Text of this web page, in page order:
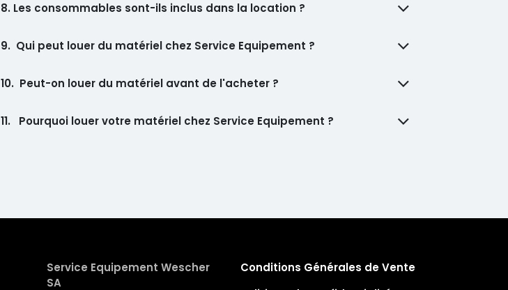
8. Les consommables sont-ils inclus dans la location ?
9. Qui peut louer du matériel chez Service Equipement ?
10. Peut-on louer du matériel avant de l'acheter ?
11. Pourquoi louer votre matériel chez Service Equipement ?
Service Equipement Wescher
SA
Conditions Générales de Vente